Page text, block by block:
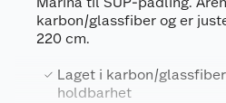
karbon/glassfiber og er
220 cm.
Laget i karbon/
holdbarhet
Leverandørens
Farge